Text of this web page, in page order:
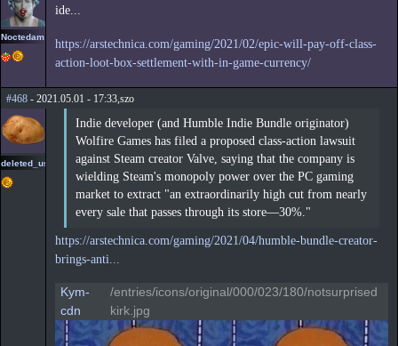
Noctedam
ide...
https://arstechnica.com/gaming/2021/02/epic-will-pay-off-class-
action-loot-box-settlement-with-in-game-currency/
#468 - 2021.05.01 - 17:33,szo
deleted_user2
Indie developer (and Humble Indie Bundle originator)
Wolfire Games has filed a proposed class-action lawsuit
against Steam creator Valve, saying that the company is
wielding Steam's monopoly power over the PC gaming
market to extract "an extraordinarily high cut from nearly
every sale that passes through its store—30%."
https://arstechnica.com/gaming/2021/04/humble-bundle-creator-
brings-anti...
Kym-
cdn
/entries/icons/original/000/023/180/notsurprised
kirk.jpg